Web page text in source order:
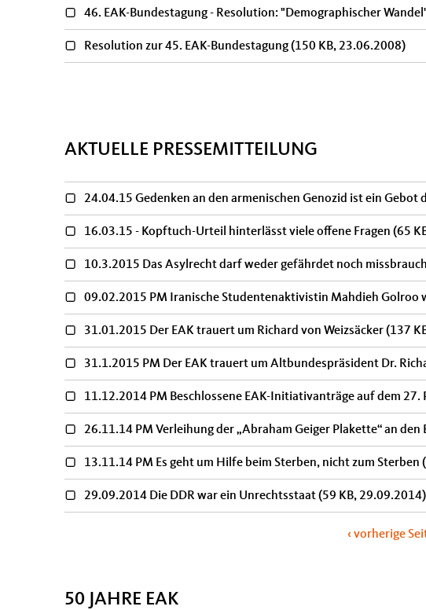
46. EAK-Bundestagung - Resolution: "Demographischer
Resolution zur 45. EAK-Bundestagung(150 KB, 23.06.2008)
AKTUELLE PRESSEMITTEILUNG
24.04.15 Gedenken an den armenischen Genozid ist ein Gebot
16.03.15 - Kopftuch-Urteil hinterlässt viele offene Fragen (65
10.3.2015 Das Asylrecht darf weder gefährdet noch
09.02.2015 PM Iranische Studentenaktivistin Mahdieh Golroo
31.01.2015 Der EAK trauert um Richard von Weizsäcker(137
31.1.2015 PM Der EAK trauert um Altbundespräsident Dr.
11.12.2014 PM Beschlossene EAK-Initiativanträge auf dem 27.
26.11.14 PM Verleihung der „Abraham Geiger Plakette“ an
13.11.14 PM Es geht um Hilfe beim Sterben, nicht zum Sterben
29.09.2014 Die DDR war ein Unrechtsstaat(59 KB, 29.09.2014)
‹ vorherige
50 JAHRE EAK